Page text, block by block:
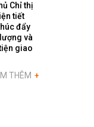
Chỉ thị
tiết
đẩy
và
giao
THÊM +